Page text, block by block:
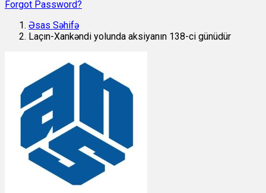
Forgot Password?
Əsas Səhifə
Laçın-Xankəndi yolunda aksiyanın 138-ci günüdür